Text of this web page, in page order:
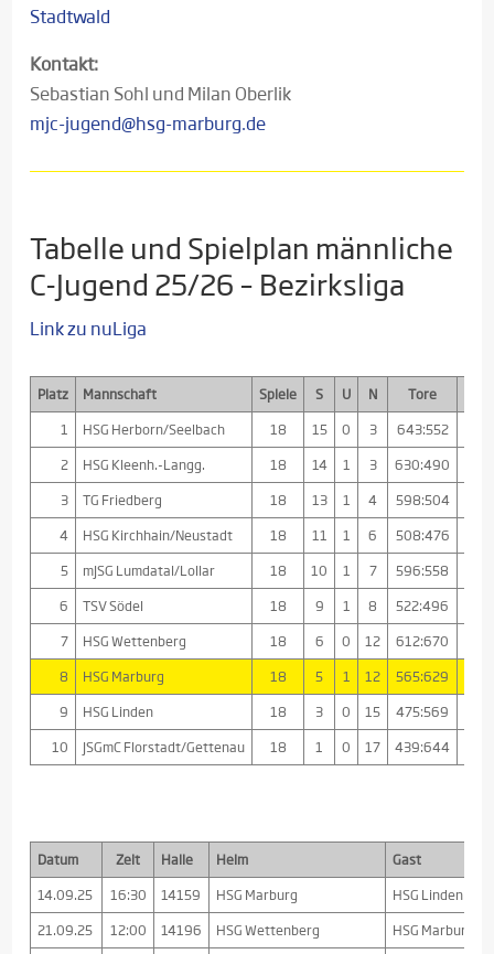
Stadtwald
Kontakt:
Sebastian Sohl und Milan Oberlik
mjc-jugend@hsg-marburg.de
Tabelle und Spielplan männliche
C-Jugend 25/26 – Bezirksliga
Link zu nuLiga
Platz Mannschaft Spiele S U N Tore
1
HSG Herborn/Seelbach 18 15 0 3 643:552
2
HSG Kleenh.-Langg. 18 14 1 3 630:490
3
TG Friedberg 18 13 1 4 598:504
4
HSG Kirchhain/Neustadt 18 11 1 6 508:476
5
mJSG Lumdatal/Lollar 18 10 1 7 596:558
6
TSV Södel 18 9 1 8 522:496
7
HSG Wettenberg 18 6 0 12 612:670
8
HSG Marburg 18 5 1 12 565:629
9
HSG Linden 18 3 0 15 475:569
10
JSGmC Florstadt/Gettenau 18 1 0 17 439:644
Datum Zeit Halle Heim
Gast
14.09.25
16:30 14159 HSG Marburg
HSG Linden
21.09.25
12:00 14196 HSG Wettenberg
HSG Marburg